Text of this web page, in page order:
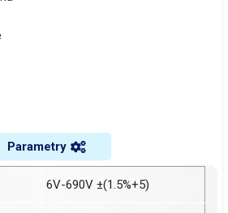
Parametry
6V-690V ±(1.5%+5)